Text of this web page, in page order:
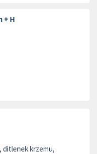
+ H
ditlenek krzemu,